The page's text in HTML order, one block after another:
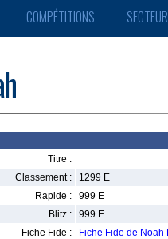
COMPÉTITIONS
Titre :
Classement :
1299 E
Rapide :
999 E
Blitz :
999 E
Fiche Fide :
Fiche Fide de Noah